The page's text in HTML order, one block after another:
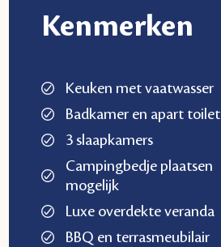
Kenmerken
Keuken met vaatwasser
Badkamer en apart toilet
3 slaapkamers
Campingbedje plaatsen
mogelijk
Luxe overdekte veranda
BBQ en terrasmeubilair